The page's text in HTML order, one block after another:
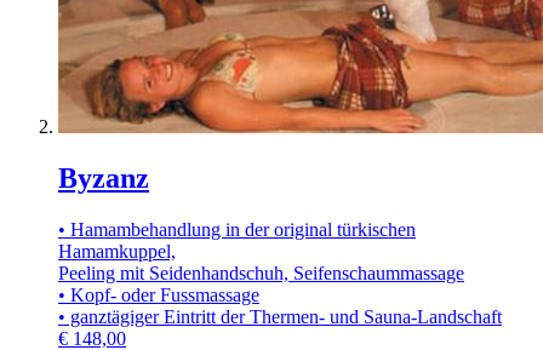
Byzanz
• Hamambehandlung in der original türkischen
Hamamkuppel,
Peeling mit Seidenhandschuh, Seifenschaummassage
• Kopf- oder Fussmassage
• ganztägiger Eintritt der Thermen- und Sauna-Landschaft
€ 148,00